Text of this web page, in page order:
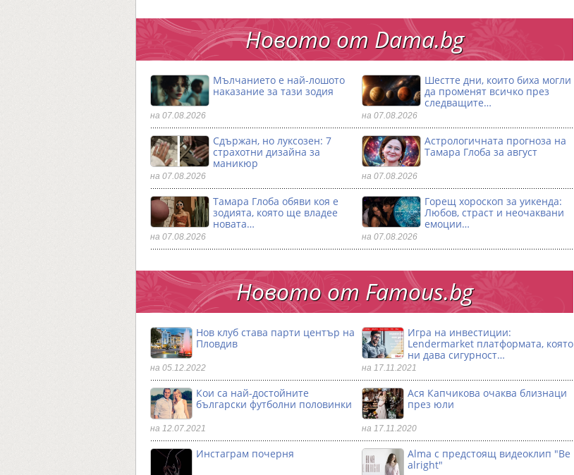
Новото от Dama.bg
Мълчанието е най-лошото
наказание за тази зодия
на 07.08.2026
Шестте дни, които биха могли
да променят всичко през
следващите…
на 07.08.2026
Сдържан, но луксозен: 7
страхотни дизайна за
маникюр
на 07.08.2026
Астрологичната прогноза на
Тамара Глоба за август
на 07.08.2026
Тамара Глоба обяви коя е
зодията, която ще владее
новата…
на 07.08.2026
Горещ хороскоп за уикенда:
Любов, страст и неочаквани
емоции…
на 07.08.2026
Новото от Famous.bg
Нов клуб става парти център на
Пловдив
на 05.12.2022
Игра на инвестиции:
Lendermarket платформата, която
ни дава сигурност…
на 17.11.2021
Кои са най-достойните
български футболни половинки
на 12.07.2021
Ася Капчикова очаква близнаци
през юли
на 17.11.2020
Инстаграм почерня
Alma с предстоящ видеоклип "Be
alright"